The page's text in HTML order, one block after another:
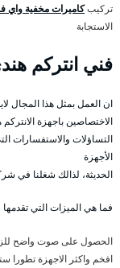
تركيبكاميرات مخفية واي
الاستجابة
فني انتركم
ان العمل بمثل هذا المجال
الاختصاصين باجهزة
التساؤلات والاستفسارات
الأجهزة
الحديثة، لذالك شغلنا في
فما هي الميزات التي
الحصول على صوت واضح
افخم واكثر الاجهزة تطورا